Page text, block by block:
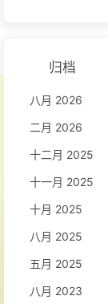
归档
八月 2026
二月 2026
十二月 2025
十一月 2025
十月 2025
八月 2025
五月 2025
八月 2023